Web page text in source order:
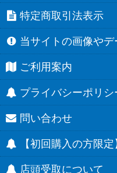
特定商取引法表示
当サイトの画像や
ご利用案内
プライバシーポリシ
問い合わせ
【初回購入の方限
店頭受取について